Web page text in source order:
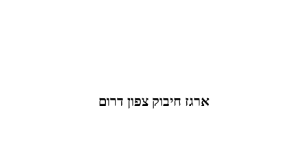
ארגז חיבוק צפון דרום